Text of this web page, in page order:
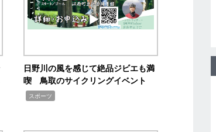
日野川の風を感じて絶品ジビエも満
喫 鳥取のサイクリングイベント
スポーツ